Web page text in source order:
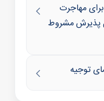
مهاجرت
پذیرش مشروط
توجیه